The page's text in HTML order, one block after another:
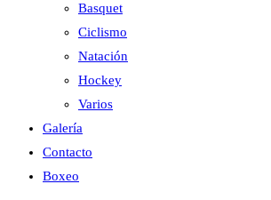
Basquet
Ciclismo
Natación
Hockey
Varios
Galería
Contacto
Boxeo